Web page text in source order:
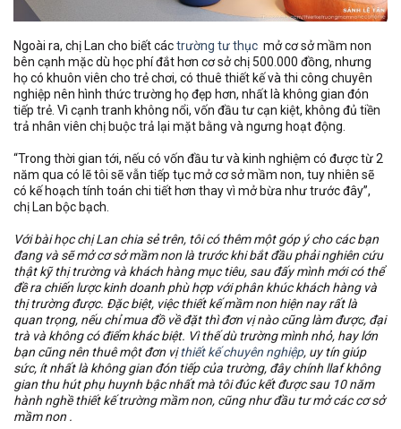
Ngoài ra, chị Lan cho biết cáctrường tư thục mở cơ sở mầm non
bên cạnh mặc dù học phí đắt hơn cơ sở chị 500.000 đồng, nhưng
họ có khuôn viên cho trẻ chơi, có thuê thiết kế và thi công chuyên
nghiệp nên hình thức trường họ đẹp hơn, nhất là không gian đón
tiếp trẻ. Vì cạnh tranh không nổi, vốn đầu tư cạn kiệt, không đủ tiền
trả nhân viên chị buộc trả lại mặt bằng và ngưng hoạt động.
“Trong thời gian tới, nếu có vốn đầu tư và kinh nghiệm có được từ 2
năm qua có lẽ tôi sẽ vẫn tiếp tục mở cơ sở mầm non, tuy nhiên sẽ
có kế hoạch tính toán chi tiết hơn thay vì mở bừa như trước đây”,
chị Lan bộc bạch.
Với bài học chị Lan chia sẻ trên, tôi có thêm một góp ý cho các bạn
đang và sẽ mở cơ sở mầm non là trước khi bắt đầu phải nghiên cứu
thật kỹ thị trường và khách hàng mục tiêu, sau đấy mình mới có thể
đề ra chiến lược kinh doanh phù hợp với phân khúc khách hàng và
thị trường được. Đặc biệt, việc thiết kế mầm non hiện nay rất là
quan trọng, nếu chỉ mua đồ về đặt thì đơn vị nào cũng làm được, đại
trà và không có điểm khác biệt. Vì thế dù trường mình nhỏ, hay lớn
bạn cũng nên thuê một đơn vịthiết kế chuyên nghiệp, uy tín giúp
sức, ít nhất là không gian đón tiếp của trường, đây chính llaf không
gian thu hút phụ huynh bậc nhất mà tôi đúc kết được sau 10 năm
hành nghề thiết kế trường mầm non, cũng như đầu tư mở các cơ sở
mầm non .